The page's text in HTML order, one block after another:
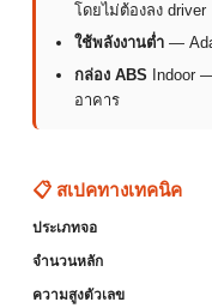
โดยไม่ต้องลง driver
ใช้พลังงานต่ำ —
กล่อง ABS Indoor
อาคาร
📋 สเปคทางเทคนิค
ประเภทจอ
จำนวนหลัก
ความสูงตัวเลข